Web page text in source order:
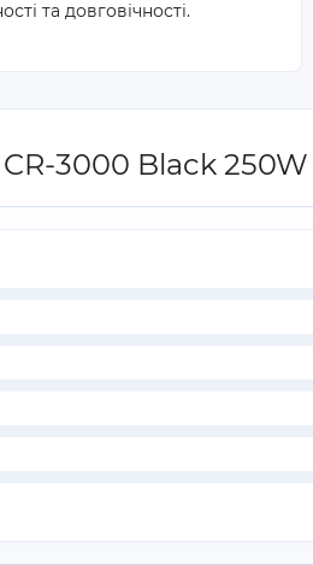
та довговічності.
3000 Black 250W